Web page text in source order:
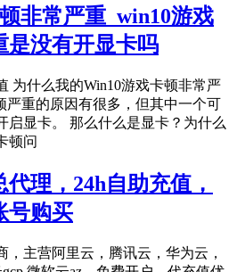
非常严重_win10游戏
是没有开显卡吗
为什么我的Win10游戏卡顿非常严
严重的原因有很多，但其中一个可
启显卡。 那么什么是显卡？为什么
顿问
理，24h自助充值，
号购买
，主营阿里云，腾讯云，华为云，